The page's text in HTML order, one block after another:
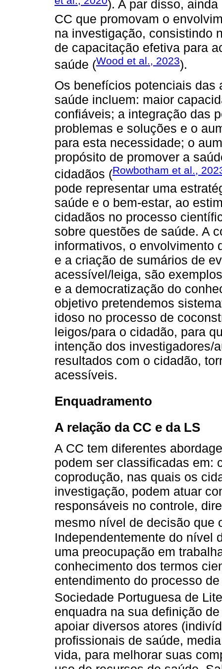
). A par disso,
CC que promovam o
na investigação, consistindo
de capacitação efetiva para
saúde (Wood et al., 2023).
Os benefícios potenciais das
saúde incluem: maior
confiáveis; a integração das
problemas e soluções e o
para esta necessidade; o
propósito de promover a
cidadãos (Rowbotham et al.,
pode representar uma
saúde e o bem-estar, ao
cidadãos no processo
sobre questões de saúde. A
informativos, o envolvimento
e a criação de sumários de
acessível/leiga, são
e a democratização do
objetivo pretendemos
idoso no processo de
leigos/para o cidadão, para
intenção dos investigadores/
resultados com o cidadão,
acessíveis.
Enquadramento
A relação da CC e da LS
A CC tem diferentes
podem ser classificadas em:
coprodução, nas quais os
investigação, podem atuar
responsáveis no controle,
mesmo nível de decisão que
Independentemente do nível
uma preocupação em
conhecimento dos termos
entendimento do processo
Sociedade Portuguesa de
enquadra na sua definição
apoiar diversos atores
profissionais de saúde,
vida, para melhorar suas